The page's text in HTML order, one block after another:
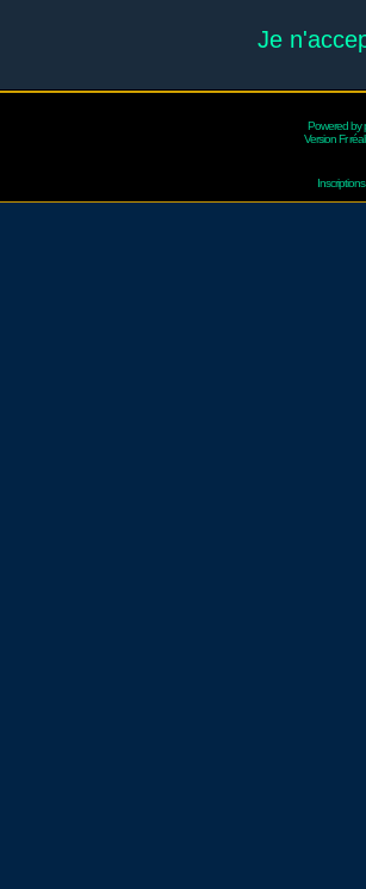
Je
Powered by
Version Fr